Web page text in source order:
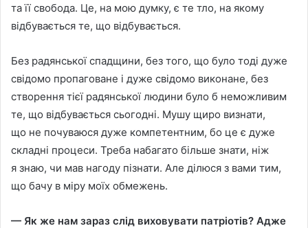
та її свобода. Це, на мою думку, є те тло, на якому
вiдбувається те, що вiдбувається.
Без радянської спадщини, без того, що було тодi дуже
свiдомо пропаговане i дуже свiдомо виконане, без
створення тiєї радянської людини було б неможливим
те, що вiдбувається сьогоднi. Мушу щиро визнати,
що не почуваюся дуже компетентним, бо це є дуже
складнi процеси. Треба набагато бiльше знати, нiж
я знаю, чи мав нагоду пiзнати. Але дiлюся з вами тим,
що бачу в мiру моїх обмежень.
— Як же нам зараз слiд виховувати патрiотiв? Адже